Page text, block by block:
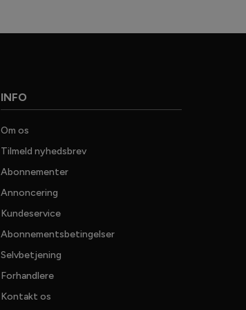
INFO
Om os
Tilmeld nyhedsbrev
Abonnementer
Annoncering
Kundeservice
Abonnementsbetingelser
Selvbetjening
Forhandlere
Kontakt os